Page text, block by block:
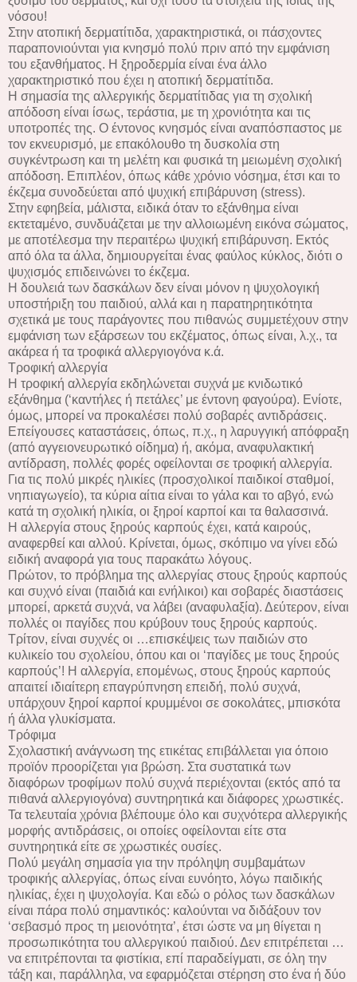
νόσου!
Στην ατοπική δερματίτιδα, χαρακτηριστικά, οι πάσχοντες
παραπονιούνται για κνησμό πολύ πριν από την εμφάνιση
του εξανθήματος. Η ξηροδερμία είναι ένα άλλο
χαρακτηριστικό που έχει η ατοπική δερματίτιδα.
Η σημασία της αλλεργικής δερματίτιδας για τη σχολική
απόδοση είναι ίσως, τεράστια, με τη χρονιότητα και τις
υποτροπές της. Ο έντονος κνησμός είναι αναπόσπαστος με
τον εκνευρισμό, με επακόλουθο τη δυσκολία στη
συγκέντρωση και τη μελέτη και φυσικά τη μειωμένη σχολική
απόδοση. Επιπλέον, όπως κάθε χρόνιο νόσημα, έτσι και το
έκζεμα συνοδεύεται από ψυχική επιβάρυνση (stress).
Στην εφηβεία, μάλιστα, ειδικά όταν το εξάνθημα είναι
εκτεταμένο, συνδυάζεται με την αλλοιωμένη εικόνα σώματος,
με αποτέλεσμα την περαιτέρω ψυχική επιβάρυνση. Εκτός
από όλα τα άλλα, δημιουργείται ένας φαύλος κύκλος, διότι ο
ψυχισμός επιδεινώνει το έκζεμα.
Η δουλειά των δασκάλων δεν είναι μόνον η ψυχολογική
υποστήριξη του παιδιού, αλλά και η παρατηρητικότητα
σχετικά με τους παράγοντες που πιθανώς συμμετέχουν στην
εμφάνιση των εξάρσεων του εκζέματος, όπως είναι, λ.χ., τα
ακάρεα ή τα τροφικά αλλεργιογόνα κ.ά.
Τροφική αλλεργία
Η τροφική αλλεργία εκδηλώνεται συχνά με κνιδωτικό
εξάνθημα (‘καντήλες ή πετάλες’ με έντονη φαγούρα). Ενίοτε,
όμως, μπορεί να προκαλέσει πολύ σοβαρές αντιδράσεις.
Επείγουσες καταστάσεις, όπως, π.χ., η λαρυγγική απόφραξη
(από αγγειονευρωτικό οίδημα) ή, ακόμα, αναφυλακτική
αντίδραση, πολλές φορές οφείλονται σε τροφική αλλεργία.
Για τις πολύ μικρές ηλικίες (προσχολικοί παιδικοί σταθμοί,
νηπιαγωγείο), τα κύρια αίτια είναι το γάλα και το αβγό, ενώ
κατά τη σχολική ηλικία, οι ξηροί καρποί και τα θαλασσινά.
Η αλλεργία στους ξηρούς καρπούς έχει, κατά καιρούς,
αναφερθεί και αλλού. Κρίνεται, όμως, σκόπιμο να γίνει εδώ
ειδική αναφορά για τους παρακάτω λόγους.
Πρώτον, το πρόβλημα της αλλεργίας στους ξηρούς καρπούς
και συχνό είναι (παιδιά και ενήλικοι) και σοβαρές διαστάσεις
μπορεί, αρκετά συχνά, να λάβει (αναφυλαξία). Δεύτερον, είναι
πολλές οι παγίδες που κρύβουν τους ξηρούς καρπούς.
Τρίτον, είναι συχνές οι …επισκέψεις των παιδιών στο
κυλικείο του σχολείου, όπου και οι ‘παγίδες με τους ξηρούς
καρπούς’! Η αλλεργία, επομένως, στους ξηρούς καρπούς
απαιτεί ιδιαίτερη επαγρύπνηση επειδή, πολύ συχνά,
υπάρχουν ξηροί καρποί κρυμμένοι σε σοκολάτες, μπισκότα
ή άλλα γλυκίσματα.
Τρόφιμα
Σχολαστική ανάγνωση της ετικέτας επιβάλλεται για όποιο
προϊόν προορίζεται για βρώση. Στα συστατικά των
διαφόρων τροφίμων πολύ συχνά περιέχονται (εκτός από τα
πιθανά αλλεργιογόνα) συντηρητικά και διάφορες χρωστικές.
Τα τελευταία χρόνια βλέπουμε όλο και συχνότερα αλλεργικής
μορφής αντιδράσεις, οι οποίες οφείλονται είτε στα
συντηρητικά είτε σε χρωστικές ουσίες.
Πολύ μεγάλη σημασία για την πρόληψη συμβαμάτων
τροφικής αλλεργίας, όπως είναι ευνόητο, λόγω παιδικής
ηλικίας, έχει η ψυχολογία. Και εδώ ο ρόλος των δασκάλων
είναι πάρα πολύ σημαντικός: καλούνται να διδάξουν τον
‘σεβασμό προς τη μειονότητα’, έτσι ώστε να μη θίγεται η
προσωπικότητα του αλλεργικού παιδιού. Δεν επιτρέπεται …
να επιτρέπονται τα φιστίκια, επί παραδείγματι, σε όλη την
τάξη και, παράλληλα, να εφαρμόζεται στέρηση στο ένα ή δύο